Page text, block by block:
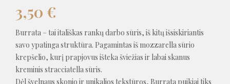
3,50 €
Burrata – tai itališkas rankų darbo sūris, iš kitų išsiskiriantis
savo ypatinga struktūra. Pagamintas iš mozzarella sūrio
krepšelio, kurį prapjovus išteka šviežias ir labai skanus
kreminis stracciatella sūris.
Dėl švelnaus skonio ir unikalios tekstūros, Burrata puikiai tiks